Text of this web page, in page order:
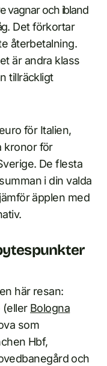
vagnar och ibland
Det förkortar
återbetalning.
är andra klass
tillräckligt
för Italien,
kronor för
De flesta
i din valda
äpplen med
här resan:
(eller Bologna
som
Hbf,
och